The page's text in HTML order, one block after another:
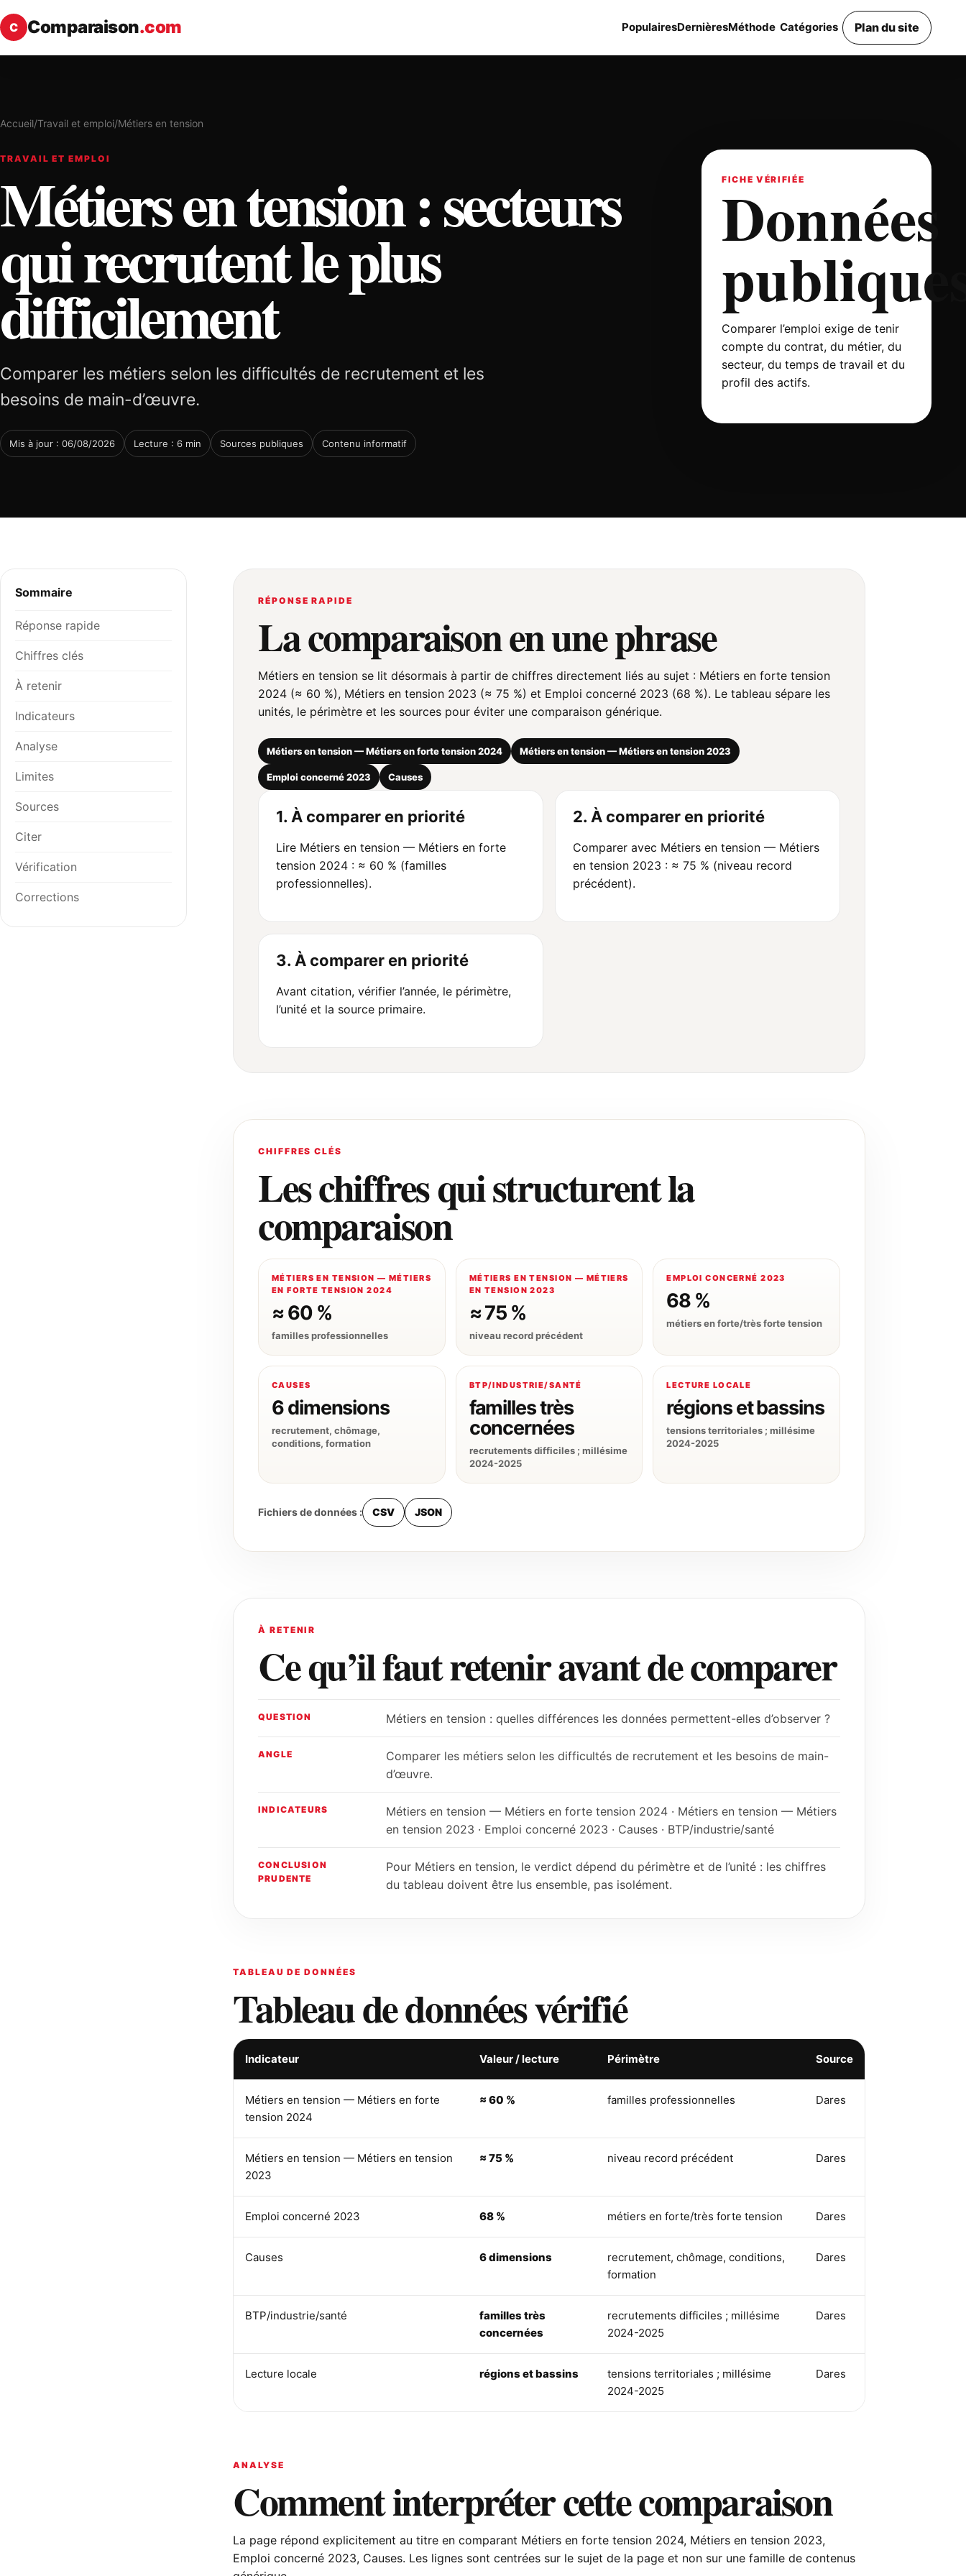
C Comparaison.com PopulairesDernièresMéthode Catégories Plan du site
Accueil/Travail et emploi/Métiers en tension
TRAVAIL ET EMPLOI
Métiers en tension : secteurs
qui recrutent le plus
difficilement
Comparer les métiers selon les difficultés de recrutement et les
besoins de main-d’œuvre.
Mis à jour : 06/08/2026 Lecture : 6 min Sources publiques Contenu informatif
FICHE VÉRIFIÉE
Données
Comparer l’emploi exige de tenir
compte du contrat, du métier, du
secteur, du temps de travail et du
profil des actifs.
Sommaire
Réponse rapide
Chiffres clés
À retenir
Indicateurs
Analyse
Limites
Sources
Citer
Vérification
Corrections
RÉPONSE RAPIDE
La comparaison en une phrase
Métiers en tension se lit désormais à partir de chiffres directement liés au sujet : Métiers en forte tension
2024 (≈ 60 %), Métiers en tension 2023 (≈ 75 %) et Emploi concerné 2023 (68 %). Le tableau sépare les
unités, le périmètre et les sources pour éviter une comparaison générique.
Métiers en tension — Métiers en forte tension 2024 Métiers en tension — Métiers en tension 2023
Emploi concerné 2023 Causes
1. À comparer en priorité
Lire Métiers en tension — Métiers en forte
tension 2024 : ≈ 60 % (familles
professionnelles).
2. À comparer en priorité
Comparer avec Métiers en tension — Métiers
en tension 2023 : ≈ 75 % (niveau record
précédent).
3. À comparer en priorité
Avant citation, vérifier l’année, le périmètre,
l’unité et la source primaire.
CHIFFRES CLÉS
Les chiffres qui structurent la
comparaison
MÉTIERS EN TENSION — MÉTIERS
EN FORTE TENSION 2024
≈ 60 %
familles professionnelles
MÉTIERS EN TENSION — MÉTIERS
EN TENSION 2023
≈ 75 %
niveau record précédent
EMPLOI CONCERNÉ 2023
68 %
métiers en forte/très forte tension
CAUSES
6 dimensions
recrutement, chômage,
conditions, formation
BTP/INDUSTRIE/SANTÉ
familles très
concernées
recrutements difficiles ; millésime
2024-2025
LECTURE LOCALE
régions et bassins
tensions territoriales ; millésime
2024-2025
Fichiers de données : CSV JSON
À RETENIR
Ce qu’il faut retenir avant de comparer
QUESTION Métiers en tension : quelles différences les données permettent-elles d’observer ?
ANGLE
Comparer les métiers selon les difficultés de recrutement et les besoins de main-
d’œuvre.
INDICATEURS
Métiers en tension — Métiers en forte tension 2024 · Métiers en tension — Métiers
en tension 2023 · Emploi concerné 2023 · Causes · BTP/industrie/santé
CONCLUSION
PRUDENTE
Pour Métiers en tension, le verdict dépend du périmètre et de l’unité : les chiffres
du tableau doivent être lus ensemble, pas isolément.
TABLEAU DE DONNÉES
Tableau de données vérifié
Indicateur Valeur / lecture Périmètre Source
Métiers en tension — Métiers en forte
tension 2024
≈ 60 % familles professionnelles Dares
Métiers en tension — Métiers en tension
2023
≈ 75 % niveau record précédent Dares
Emploi concerné 2023 68 % métiers en forte/très forte tension Dares
Causes 6 dimensions
recrutement, chômage, conditions,
formation
Dares
BTP/industrie/santé
familles très
concernées
recrutements difficiles ; millésime
2024-2025
Dares
Lecture locale régions et bassins
tensions territoriales ; millésime
2024-2025
Dares
ANALYSE
Comment interpréter cette comparaison
La page répond explicitement au titre en comparant Métiers en forte tension 2024, Métiers en tension 2023,
Emploi concerné 2023, Causes. Les lignes sont centrées sur le sujet de la page et non sur une famille de contenus